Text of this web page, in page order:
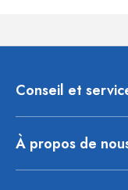
Conseil et
À propos de